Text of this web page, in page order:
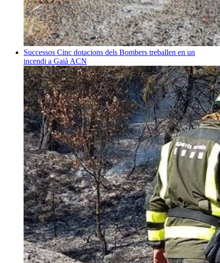
Successos Cinc dotacions dels Bombers treballen en un
incendi a Gaià ACN